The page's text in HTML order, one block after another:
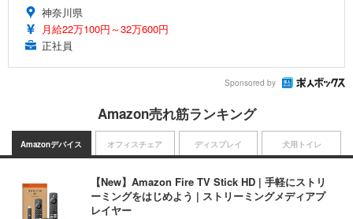
神奈川県
月給22万100円～32万600円
正社員
Sponsored by
Amazon売れ筋ランキング
Amazonデバイス
【New】Amazon Fire TV Stick HD | 手軽にストリ
ーミングをはじめよう | ストリーミングメディアプ
レイヤー
オフィスチェア ディスプレイ 犬用トイレ